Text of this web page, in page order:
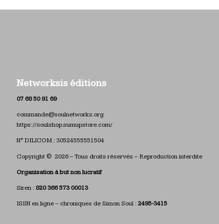
Networksis éditions
07 68 50 91 69
commande@soulnetworks.org
https://soulshop.sumupstore.com/
N° DILICOM : 30524555551504
Copyright © 2026 – Tous droits réservés – Reproduction interdite
Organisation à but non lucratif
Siren : 820 366 573 00013
ISSN en ligne – chroniques de Simon Soul :2495-3415